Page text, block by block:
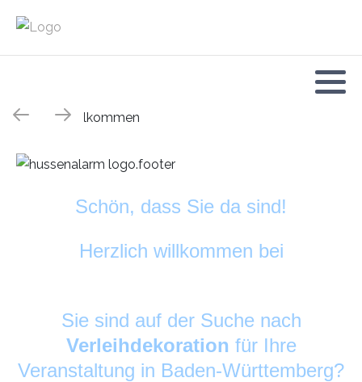
Schön, dass Sie da sind!
Herzlich willkommen bei
Sie sind auf der Suche nach
Verleihdekoration für Ihre
Veranstaltung in Baden-Württemberg?